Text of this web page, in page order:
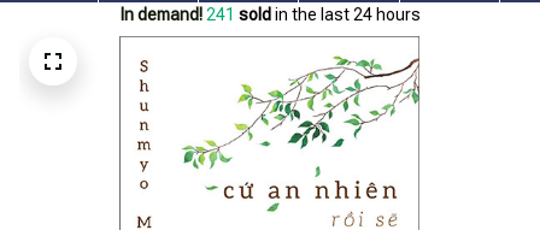
In demand! 241 sold in the last 24 hours